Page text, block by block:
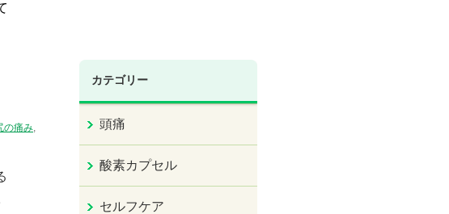
の痛み,
カテゴリー
頭痛
酸素カプセル
セルフケア